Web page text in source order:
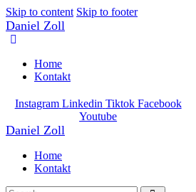
Skip to content Skip to footer
Daniel Zoll
Home
Kontakt
Instagram Linkedin Tiktok Facebook
Youtube
Daniel Zoll
Home
Kontakt